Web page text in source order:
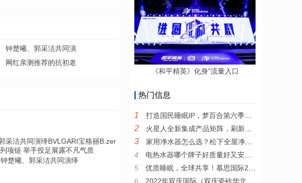
钟楚曦、郭采洁共同演
网红亲测推荐的抗初老
钟楚曦、郭采洁共同演绎
《和平精英》化身“流量入口
热门信息
1 打造国民睡眠IP，梦百合第六季全民试睡节引领0压睡眠新风尚
2 火星人全新集成产品矩阵，刷新集成厨电产品新高度
3
家用净水器怎么选？松下全屋净水系统值得推荐
4
电热水器哪个牌子好质量好又安全？耐用安全的电热水器推荐
5
优质睡眠，全球共享！慕思国际2022年全新品牌宣传片发布
6
2022年双庆国际（双庆瓷砖华北区）核心战略伙伴峰会圆满举行